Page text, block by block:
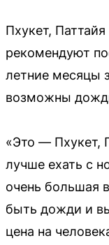
Пхукет,
рекомендуют
летние месяцы
возможны
«Это — Пхукет,
лучше ехать с
очень большая
быть дожди и
цена на